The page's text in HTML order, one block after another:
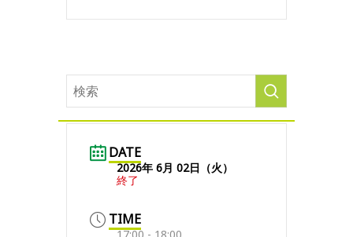
DATE
2026年 6月 02日（火）
終了
TIME